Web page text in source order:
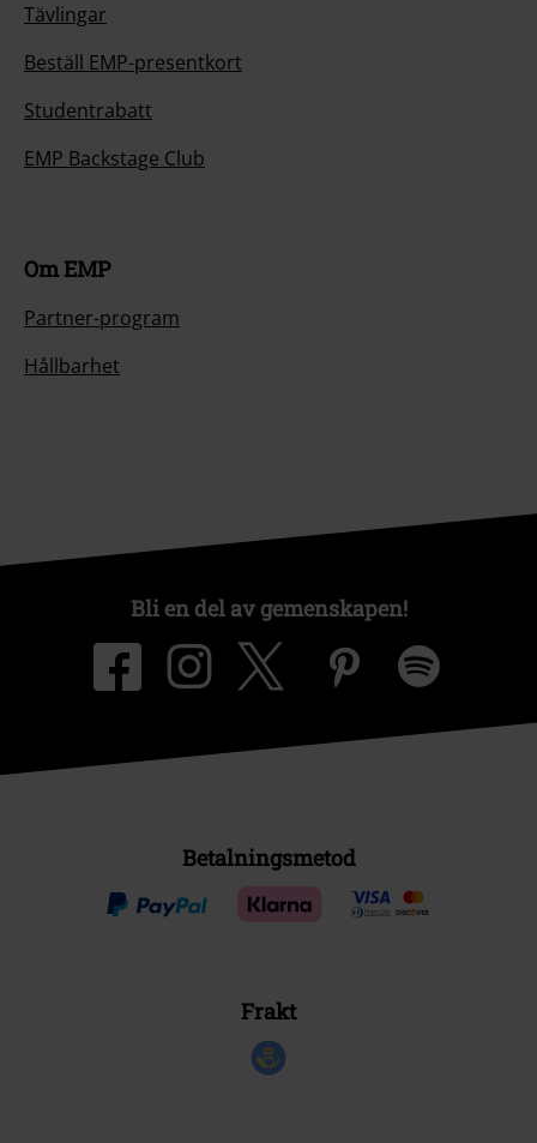
Tävlingar
Beställ EMP-presentkort
Studentrabatt
EMP Backstage Club
Om EMP
Partner-program
Hållbarhet
Bli en del av gemenskapen!
Betalningsmetod
Frakt